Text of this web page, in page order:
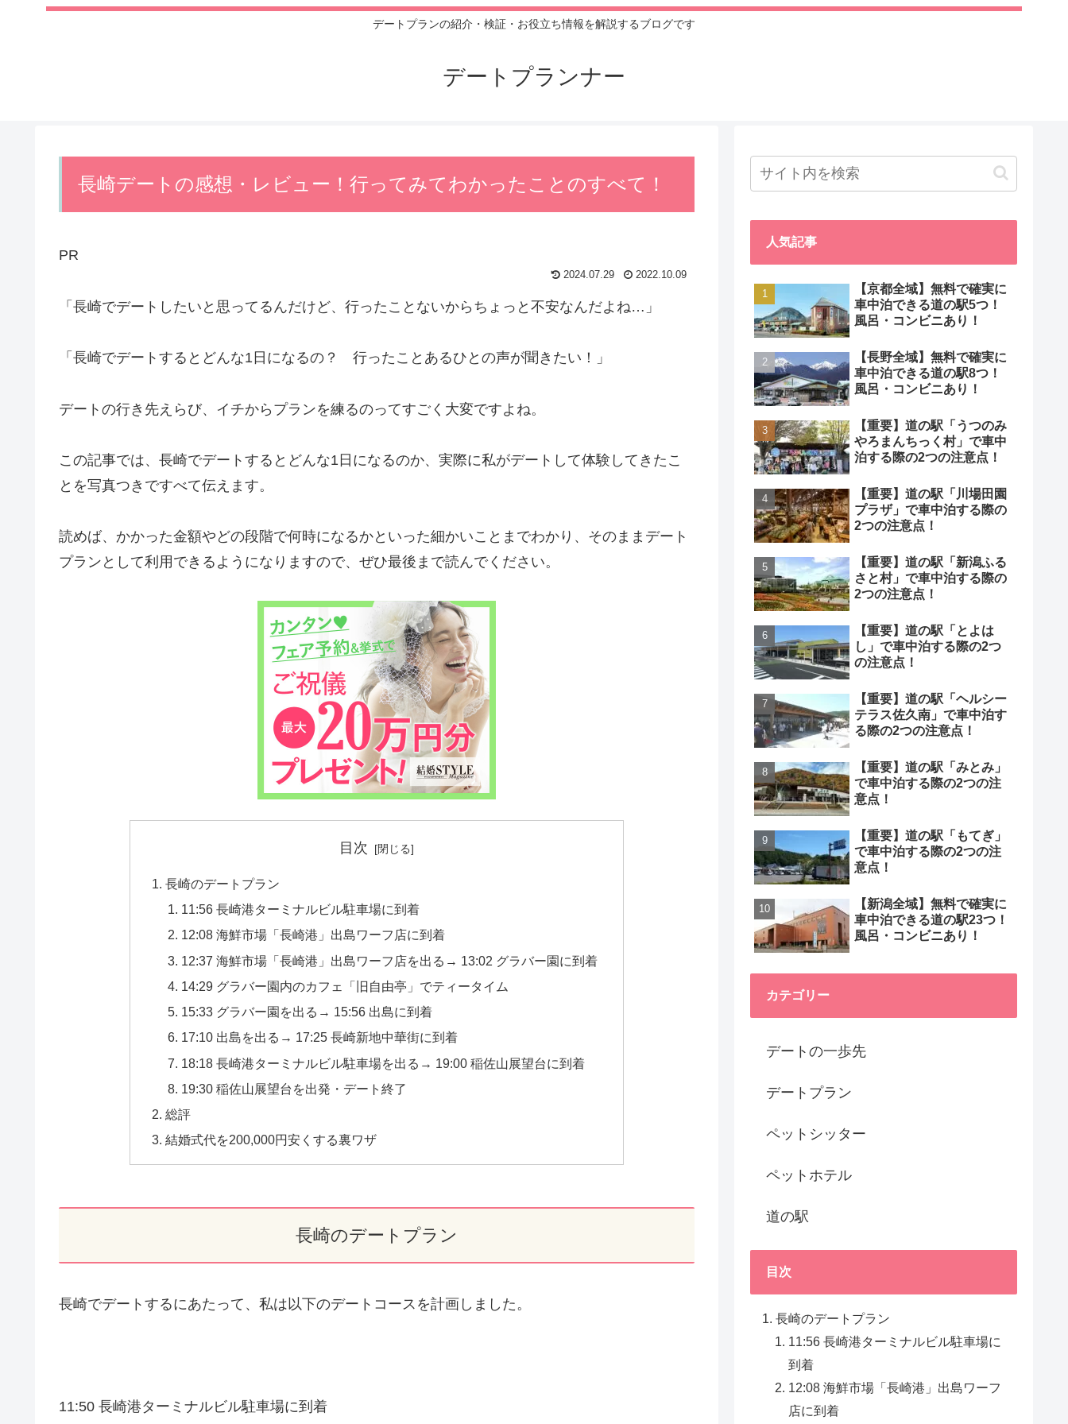
デートプランの紹介・検証・お役立ち情報を解説するブログです
デートプランナー
長崎デートの感想・レビュー！行ってみてわかったことのすべて！
PR
2024.07.29 2022.10.09
「長崎でデートしたいと思ってるんだけど、行ったことないからちょっと不安なんだよね…」
「長崎でデートするとどんな1日になるの？ 行ったことあるひとの声が聞きたい！」
デートの行き先えらび、イチからプランを練るのってすごく大変ですよね。
この記事では、長崎でデートするとどんな1日になるのか、実際に私がデートして体験してきたこ
とを写真つきですべて伝えます。
読めば、かかった金額やどの段階で何時になるかといった細かいことまでわかり、そのままデート
プランとして利用できるようになりますので、ぜひ最後まで読んでください。
目次
長崎のデートプラン
11:56 長崎港ターミナルビル駐車場に到着
12:08 海鮮市場「長崎港」出島ワーフ店に到着
12:37 海鮮市場「長崎港」出島ワーフ店を出る→ 13:02 グラバー園に到着
14:29 グラバー園内のカフェ「旧自由亭」でティータイム
15:33 グラバー園を出る→ 15:56 出島に到着
17:10 出島を出る→ 17:25 長崎新地中華街に到着
18:18 長崎港ターミナルビル駐車場を出る→ 19:00 稲佐山展望台に到着
19:30 稲佐山展望台を出発・デート終了
総評
結婚式代を200,000円安くする裏ワザ
長崎のデートプラン
長崎でデートするにあたって、私は以下のデートコースを計画しました。
11:50 長崎港ターミナルビル駐車場に到着
人気記事
【京都全域】無料で確実に
車中泊できる道の駅5つ！
風呂・コンビニあり！
【長野全域】無料で確実に
車中泊できる道の駅8つ！
風呂・コンビニあり！
【重要】道の駅「うつのみ
やろまんちっく村」で車中
泊する際の2つの注意点！
【重要】道の駅「川場田園
プラザ」で車中泊する際の
2つの注意点！
【重要】道の駅「新潟ふる
さと村」で車中泊する際の
2つの注意点！
【重要】道の駅「とよは
し」で車中泊する際の2つ
の注意点！
【重要】道の駅「ヘルシー
テラス佐久南」で車中泊す
る際の2つの注意点！
【重要】道の駅「みとみ」
で車中泊する際の2つの注
意点！
【重要】道の駅「もてぎ」
で車中泊する際の2つの注
意点！
【新潟全域】無料で確実に
車中泊できる道の駅23つ！
風呂・コンビニあり！
カテゴリー
デートの一歩先
デートプラン
ペットシッター
ペットホテル
道の駅
目次
長崎のデートプラン
11:56 長崎港ターミナルビル駐車場に
到着
12:08 海鮮市場「長崎港」出島ワーフ
店に到着